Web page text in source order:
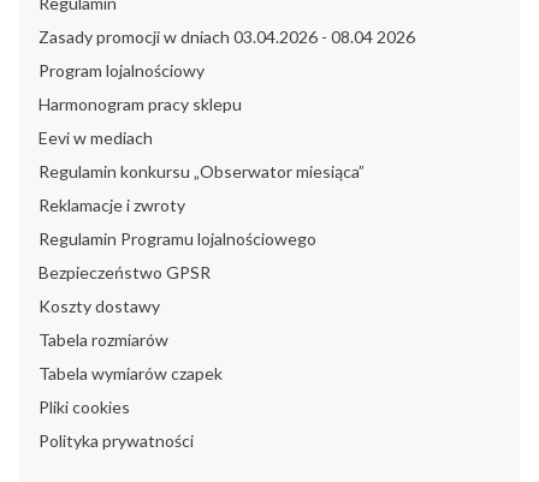
Zasady promocji w dniach 03.04.2026 - 08.04 2026
Program lojalnościowy
Harmonogram pracy sklepu
Eevi w mediach
Regulamin konkursu „Obserwator miesiąca”
Reklamacje i zwroty
Regulamin Programu lojalnościowego
Bezpieczeństwo GPSR
Koszty dostawy
Tabela rozmiarów
Tabela wymiarów czapek
Pliki cookies
Polityka prywatności